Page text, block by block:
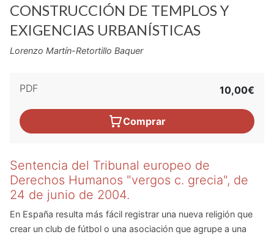
CONSTRUCCIÓN DE TEMPLOS Y
EXIGENCIAS URBANÍSTICAS
Lorenzo Martín-Retortillo Baquer
PDF 10,00€
Comprar
Sentencia del Tribunal europeo de
Derechos Humanos "vergos c. grecia", de
24 de junio de 2004.
En España resulta más fácil registrar una nueva religión que
crear un club de fútbol o una asociación que agrupe a una